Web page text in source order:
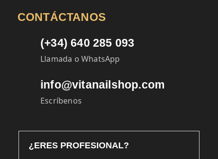
CONTÁCTANOS
(+34) 640 285 093
Llamada o WhatsApp
info@vitanailshop.com
Escríbenos
¿ERES PROFESIONAL?